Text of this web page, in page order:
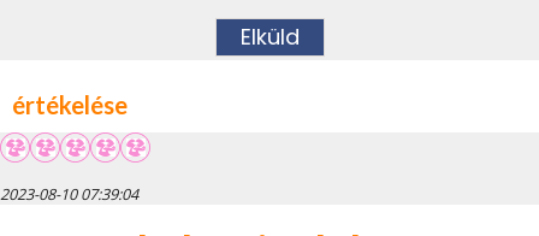
értékelése
2023-08-10 07:39:04